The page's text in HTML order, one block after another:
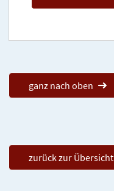
ganz nach oben
zurück zur Übersicht